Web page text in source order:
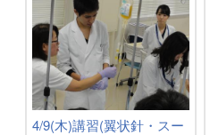
4/9(木)講習(翼状針・スー